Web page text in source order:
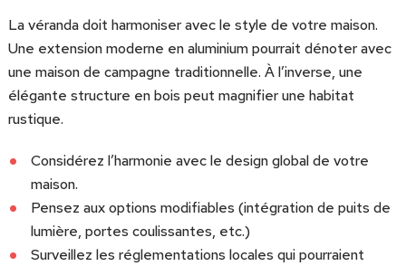
La véranda doit harmoniser avec le style de votre maison.
Une extension moderne en aluminium pourrait dénoter avec
une maison de campagne traditionnelle. À l’inverse, une
élégante structure en bois peut magnifier une habitat
rustique.
Considérez l’harmonie avec le design global de votre
maison.
Pensez aux options modifiables (intégration de puits de
lumière, portes coulissantes, etc.)
Surveillez les réglementations locales qui pourraient